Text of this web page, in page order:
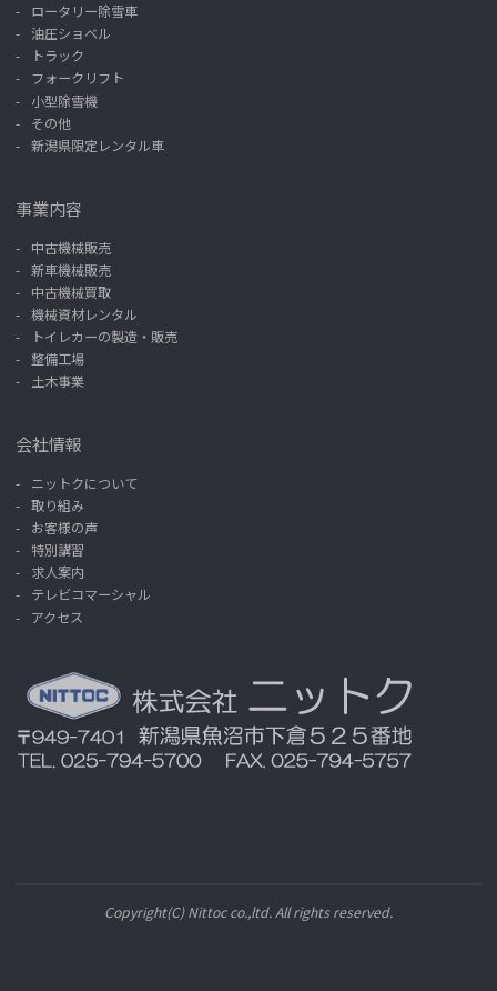
ロータリー除雪車
油圧ショベル
トラック
フォークリフト
小型除雪機
その他
新潟県限定レンタル車
事業内容
中古機械販売
新車機械販売
中古機械買取
機械資材レンタル
トイレカーの製造・販売
整備工場
土木事業
会社情報
ニットクについて
取り組み
お客様の声
特別講習
求人案内
テレビコマーシャル
アクセス
Copyright(C) Nittoc co.,ltd. All rights reserved.